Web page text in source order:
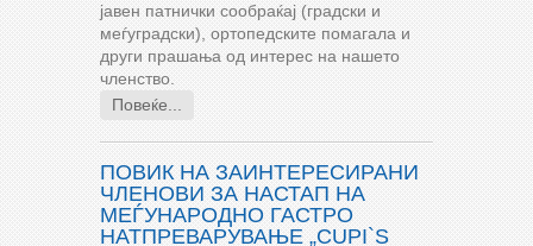
јавен патнички сообраќај (градски и
меѓуградски), ортопедските помагала и
други прашања од интерес на нашето
членство.
Повеќе...
ПОВИК НА ЗАИНТЕРЕСИРАНИ
ЧЛЕНОВИ ЗА НАСТАП НА
МЕЃУНАРОДНО ГАСТРО
НАТПРЕВАРУВАЊЕ „CUPI`S